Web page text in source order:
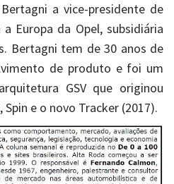
a vice-presidente de
a Europa da Opel, subsidiária
Bertagni tem de 30 anos de
de produto e foi um
GSV que originou
e o novo Tracker (2017).